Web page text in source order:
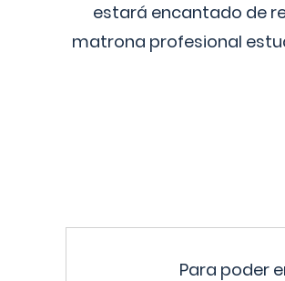
estará encantado de
matrona profesional
Para poder